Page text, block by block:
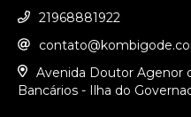
21968881922
Avenida Doutor Agenor
Bancários - Ilha do